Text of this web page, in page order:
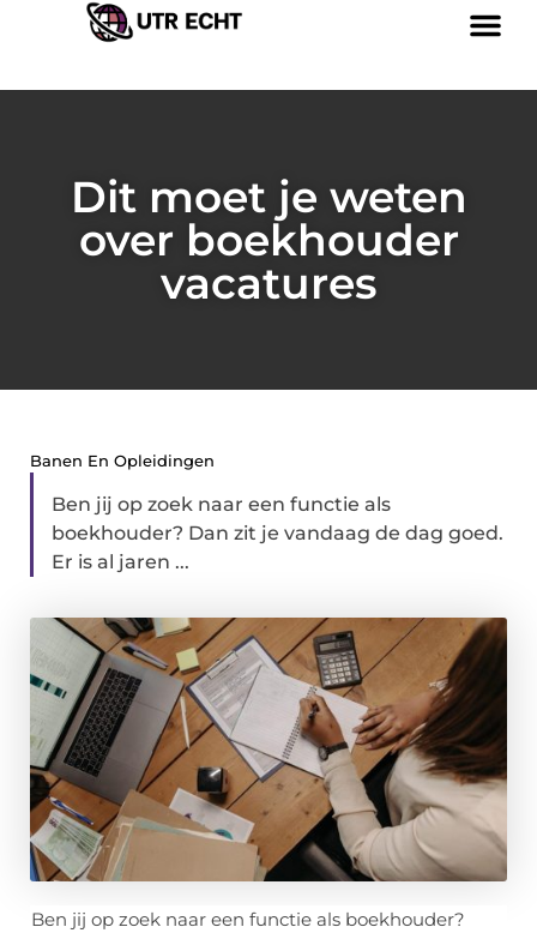
Dit moet je weten
over boekhouder
vacatures
Banen En Opleidingen
Ben jij op zoek naar een functie als
boekhouder? Dan zit je vandaag de dag goed.
Er is al jaren ...
Ben jij op zoek naar een functie als boekhouder?